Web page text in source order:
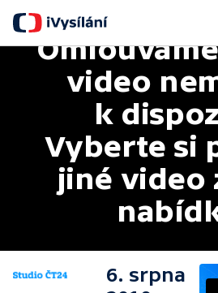
video
k
Vyberte si
jiné video
6. srpna